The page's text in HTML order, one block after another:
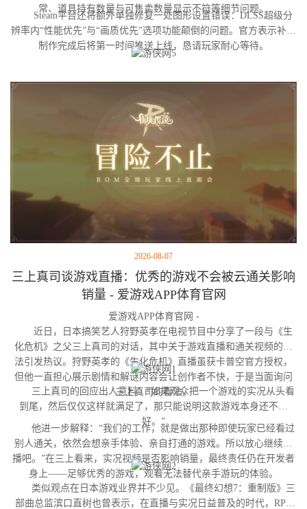
常、道具持有数量与可售卖数量显示不符等细节问题。
Steam平台还将额外单独修复一处图形设置错误：DLSS超级分
辨率内“性能优先”与“画质优先”选项功能颠倒的问题。官方表示补丁
制作完成后将第一时间推送上线，恳请玩家耐心等待。
2026-08-07
三上真司谈游戏直播：优秀的游戏不会被云通关影响
销量 - 爱游戏APP体育官网
爱游戏APP体育官网 -
近日，日本搞笑艺人狩野英孝在电视节目中分享了一段与《生
化危机》之父三上真司的对话，其中关于游戏直播和通关视频的看
法引发热议。狩野英孝的《生化危机》直播虽获卡普空官方授权，
但他一直担心展示剧情和解谜内容会让创作者不快，于是当面询问
三上真司的看法。
三上真司的回应出人意料：“如果观众把一个游戏的实况从头看
到尾，然后仅仅这样就满足了，那只能说明这款游戏本身还不够
好。”
他进一步解释：“我们的工作，就是做出那种即使玩家已经看过
别人通关，依然会想亲手体验、亲自打通的游戏。所以放心继续直
播吧。”在三上看来，实况视频是否影响销量，最终责任仍在开发者
身上——足够优秀的游戏，观看无法替代亲手游玩的体验。
类似观点在日本游戏业界并不少见。《最终幻想7：重制版》三
部曲总监滨口直树也曾表示，在直播与实况日益普及的时代，RPG